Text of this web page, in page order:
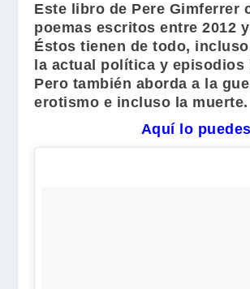
Este libro de Pere Gimferrer
poemas escritos entre 2012
Éstos tienen de todo,
la actual política y
Pero también aborda a la
erotismo e incluso la muerte.
Aquí lo